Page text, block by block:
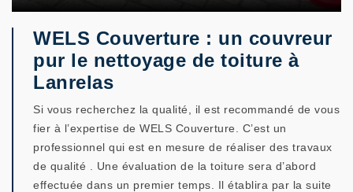
WELS Couverture : un couvreur
pur le nettoyage de toiture à
Lanrelas
Si vous recherchez la qualité, il est recommandé de vous
fier à l’expertise de WELS Couverture. C’est un
professionnel qui est en mesure de réaliser des travaux
de qualité . Une évaluation de la toiture sera d’abord
effectuée dans un premier temps. Il établira par la suite